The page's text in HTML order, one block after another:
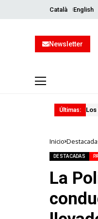
Català English
Newsletter
Últimas:
Inicio
DESTACADAS
La